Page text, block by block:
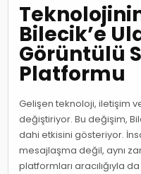
Bilecik’e
Görüntülü
Platformu
Gelişen teknoloji, iletişim
değiştiriyor. Bu değişim,
dahi etkisini gösteriyor.
mesajlaşma değil, aynı
platformları aracılığıyla